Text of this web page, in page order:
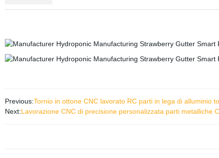
Previous:Tornio in ottone CNC lavorato RC parti in lega di alluminio
Next:Lavorazione CNC di precisione personalizzata parti metalliche